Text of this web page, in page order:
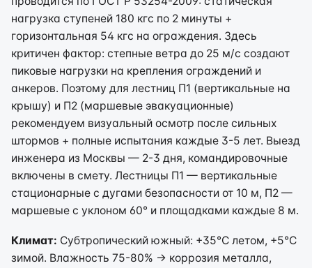
нагрузка ступеней 180 кгс по 2 минуты +
горизонтальная 54 кгс на ограждения. Здесь
критичен фактор: степные ветра до 25 м/с создают
пиковые нагрузки на крепления ограждений и
анкеров. Поэтому для лестниц П1 (вертикальные на
крышу) и П2 (маршевые эвакуационные)
рекомендуем визуальный осмотр после сильных
штормов + полные испытания каждые 3-5 лет. Выезд
инженера из Москвы — 2-3 дня, командировочные
включены в смету. Лестницы П1 — вертикальные
стационарные с дугами безопасности от 10 м, П2 —
маршевые с уклоном 60° и площадками каждые 8 м.
Климат: Субтропический южный: +35°C летом, +5°C
зимой. Влажность 75-80% → коррозия металла,